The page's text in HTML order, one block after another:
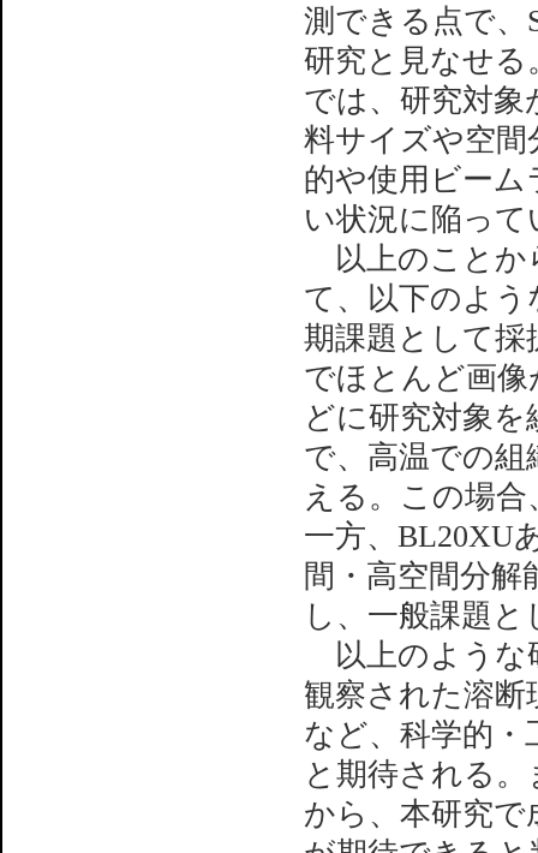
測できる点で、
研究と見なせ
では、研究対
料サイズや空間
的や使用ビー
い状況に陥って
以上のことか
て、以下のよ
期課題として
でほとんど画
どに研究対象
で、高温での組
える。この場
一方、BL20XU
間・高空間分
し、一般課題
以上のような
観察された溶
など、科学的
と期待される
から、本研究